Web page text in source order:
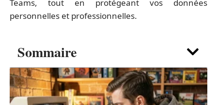
Sommaire
Teams, tout en protégeant vos données
personnelles et professionnelles.